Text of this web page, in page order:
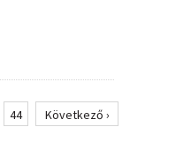
44 Következő ›